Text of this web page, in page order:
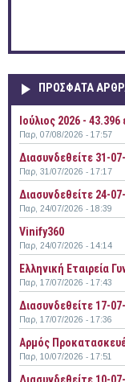
ΠΡΟΣΦΑΤΑ
Ιούλιος 2026 - 43.396
Παρ, 07/08/2026 - 17:57
Διασυνδεθείτε 31-
Παρ, 31/07/2026 - 17:17
Διασυνδεθείτε 24-
Παρ, 24/07/2026 - 18:39
Vinify360
Παρ, 24/07/2026 - 14:14
Ελληνική Εταιρεία
Παρ, 17/07/2026 - 17:43
Διασυνδεθείτε 17-
Παρ, 17/07/2026 - 17:36
Αρμός
Παρ, 10/07/2026 - 17:51
Διασυνδεθείτε 10-